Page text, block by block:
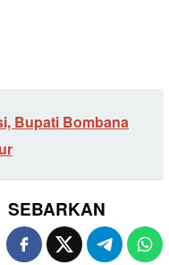
Bupati Bombana
SEBARKAN